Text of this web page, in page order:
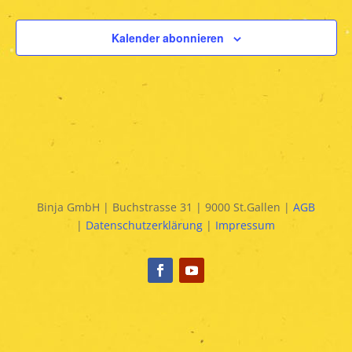
Kalender abonnieren
Binja GmbH | Buchstrasse 31 | 9000 St.Gallen | AGB
| Datenschutzerklärung | Impressum